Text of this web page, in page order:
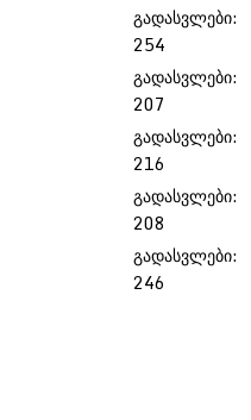
გადასვლები:
254
გადასვლები:
207
გადასვლები:
216
გადასვლები:
208
გადასვლები:
246